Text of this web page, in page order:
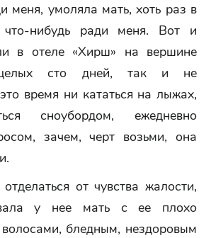
меня, умоляла мать, хоть раз в
нибудь ради меня. Вот и
в отеле «Хирш» на вершине
сто дней, так и не
время ни кататься на лыжах,
сноубордом, ежедневно
зачем, черт возьми, она
от чувства жалости,
у нее мать с ее плохо
бледным, нездоровым